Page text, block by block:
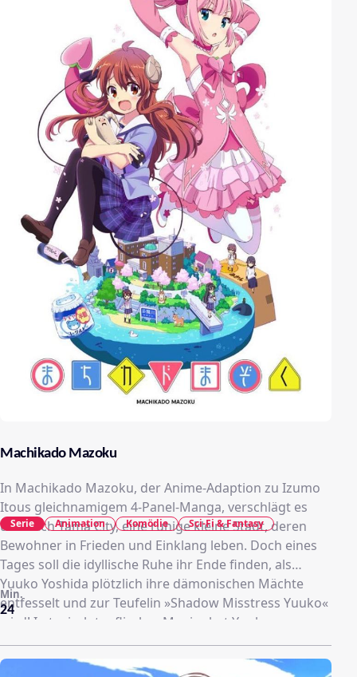
Machikado Mazoku
In Machikado Mazoku, der Anime-Adaption zu Izumo
Itous gleichnamigem 4-Panel-Manga, verschlägt es
uns nach Tama City, eine ruhige kleine Stadt, deren
Bewohner in Frieden und Einklang leben. Doch eines
Tages soll die idyllische Ruhe ihr Ende finden, als
Yuuko Yoshida plötzlich ihre dämonischen Mächte
entfesselt und zur Teufelin »Shadow Misstress Yuuko«
wird! In typisch teuflischer Manier hat Yuuko nun
Hörner sowie einen Schwanz und will den Frieden in
Tama City stören. Dazu wurde sie von ihrer Vorfahrin
24
Min.
Serie Animation Komödie Sci-Fi & Fantasy